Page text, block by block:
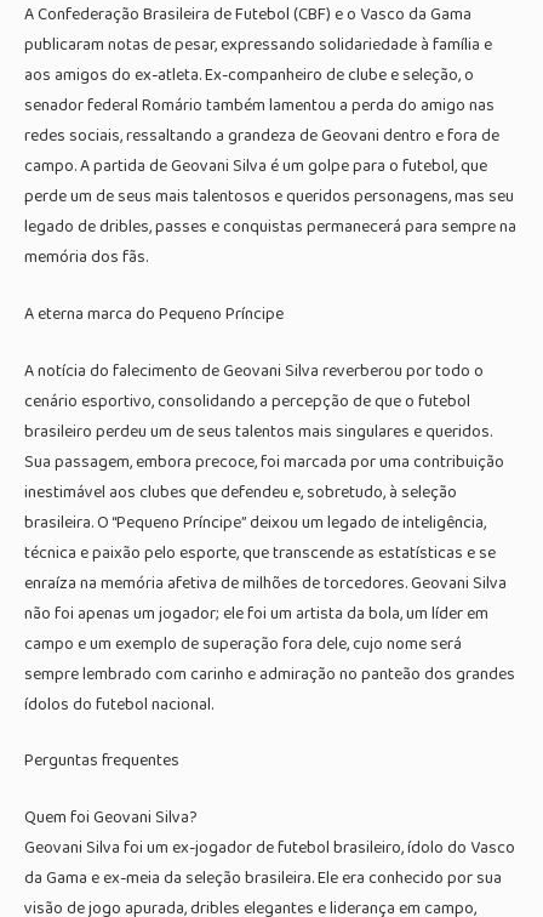
A Confederação Brasileira de Futebol (CBF) e o Vasco da Gama
publicaram notas de pesar, expressando solidariedade à família e
aos amigos do ex-atleta. Ex-companheiro de clube e seleção, o
senador federal Romário também lamentou a perda do amigo nas
redes sociais, ressaltando a grandeza de Geovani dentro e fora de
campo. A partida de Geovani Silva é um golpe para o futebol, que
perde um de seus mais talentosos e queridos personagens, mas seu
legado de dribles, passes e conquistas permanecerá para sempre na
memória dos fãs.
A eterna marca do Pequeno Príncipe
A notícia do falecimento de Geovani Silva reverberou por todo o
cenário esportivo, consolidando a percepção de que o futebol
brasileiro perdeu um de seus talentos mais singulares e queridos.
Sua passagem, embora precoce, foi marcada por uma contribuição
inestimável aos clubes que defendeu e, sobretudo, à seleção
brasileira. O “Pequeno Príncipe” deixou um legado de inteligência,
técnica e paixão pelo esporte, que transcende as estatísticas e se
enraíza na memória afetiva de milhões de torcedores. Geovani Silva
não foi apenas um jogador; ele foi um artista da bola, um líder em
campo e um exemplo de superação fora dele, cujo nome será
sempre lembrado com carinho e admiração no panteão dos grandes
ídolos do futebol nacional.
Perguntas frequentes
Quem foi Geovani Silva?
Geovani Silva foi um ex-jogador de futebol brasileiro, ídolo do Vasco
da Gama e ex-meia da seleção brasileira. Ele era conhecido por sua
visão de jogo apurada, dribles elegantes e liderança em campo,